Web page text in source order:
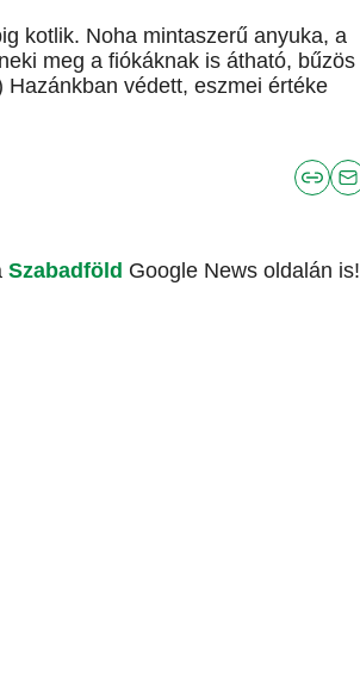
kotlik. Noha mintaszerű anyuka, a
meg a fiókáknak is átható, bűzös
védett, eszmei értéke
Szabadföld Google News oldalán is!